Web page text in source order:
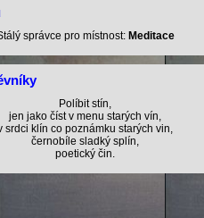
správce pro místnost: Meditace
Políbit stín,
jen jako číst v menu starých vín,
srdci klín co poznámku starých vin,
černobíle sladký splín,
poetický čin.